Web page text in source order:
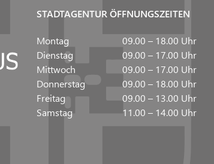
STADTAGENTUR ÖFFNUNGSZEITEN
Montag
09.00 – 18.00 Uhr
Dienstag
09.00 – 17.00 Uhr
Mittwoch
09.00 – 17.00 Uhr
Donnerstag
09.00 – 18.00 Uhr
Freitag
09.00 – 13.00 Uhr
Samstag
11.00 – 14.00 Uhr